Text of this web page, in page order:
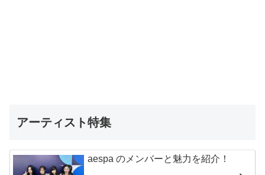
アーティスト特集
aespa のメンバーと魅力を紹介！